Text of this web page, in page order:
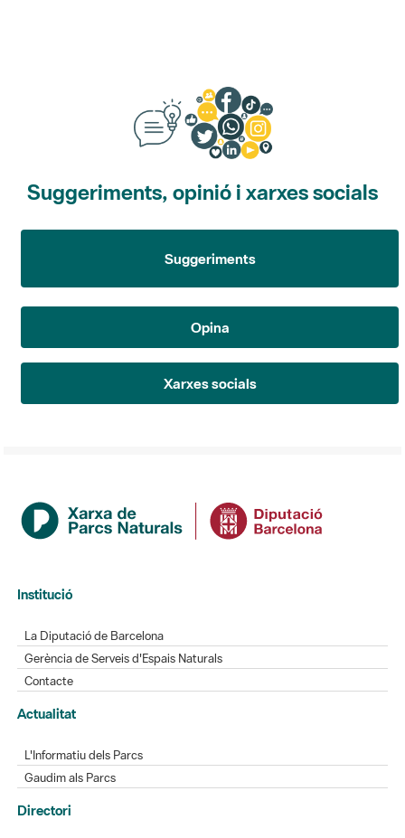
Suggeriments, opinió i xarxes socials
Suggeriments
Opina
Xarxes socials
Institució
La Diputació de Barcelona
Gerència de Serveis d'Espais Naturals
Contacte
Actualitat
L'Informatiu dels Parcs
Gaudim als Parcs
Directori